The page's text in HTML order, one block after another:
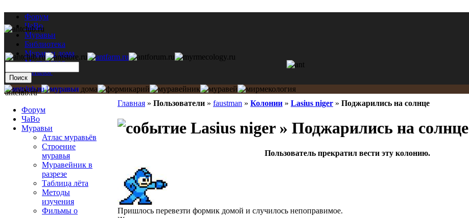
Форум
ЧаВо
Муравьи
Библиотека
Муравьи дома
Мастерская
Каталог
Главная » Пользователи » faustman » Колонии » Lasius niger » Поджарились на солнце
Lasius niger » Поджарились на солнце
Пользователь прекратил вести эту колонию.
Пришлось перевезти формик домой и случилось непоправимое.
antclub.ru
Форум
ЧаВо
Муравьи
Атлас муравьёв
Строение
муравья
Муравейник в
разрезе
Таблица лёта
Методы
изучения
Фильмы о